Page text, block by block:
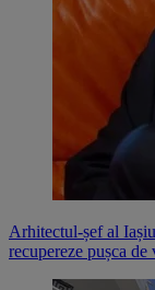
Arhitectul-șef al
recupereze pușca de